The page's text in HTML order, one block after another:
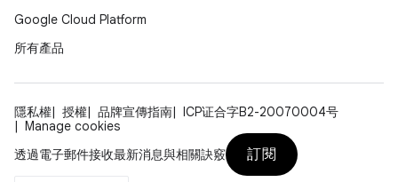
Google Cloud Platform
所有產品
隱私權 授權 品牌宣傳指南
ICP证合字B2-20070004号
Manage cookies
透過電子郵件接收最新消息與相關訣竅
訂閱